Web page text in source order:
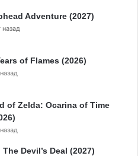
Adventure (2027)
назад
of Flames (2026)
of Zelda: Ocarina of Time
Devil’s Deal (2027)